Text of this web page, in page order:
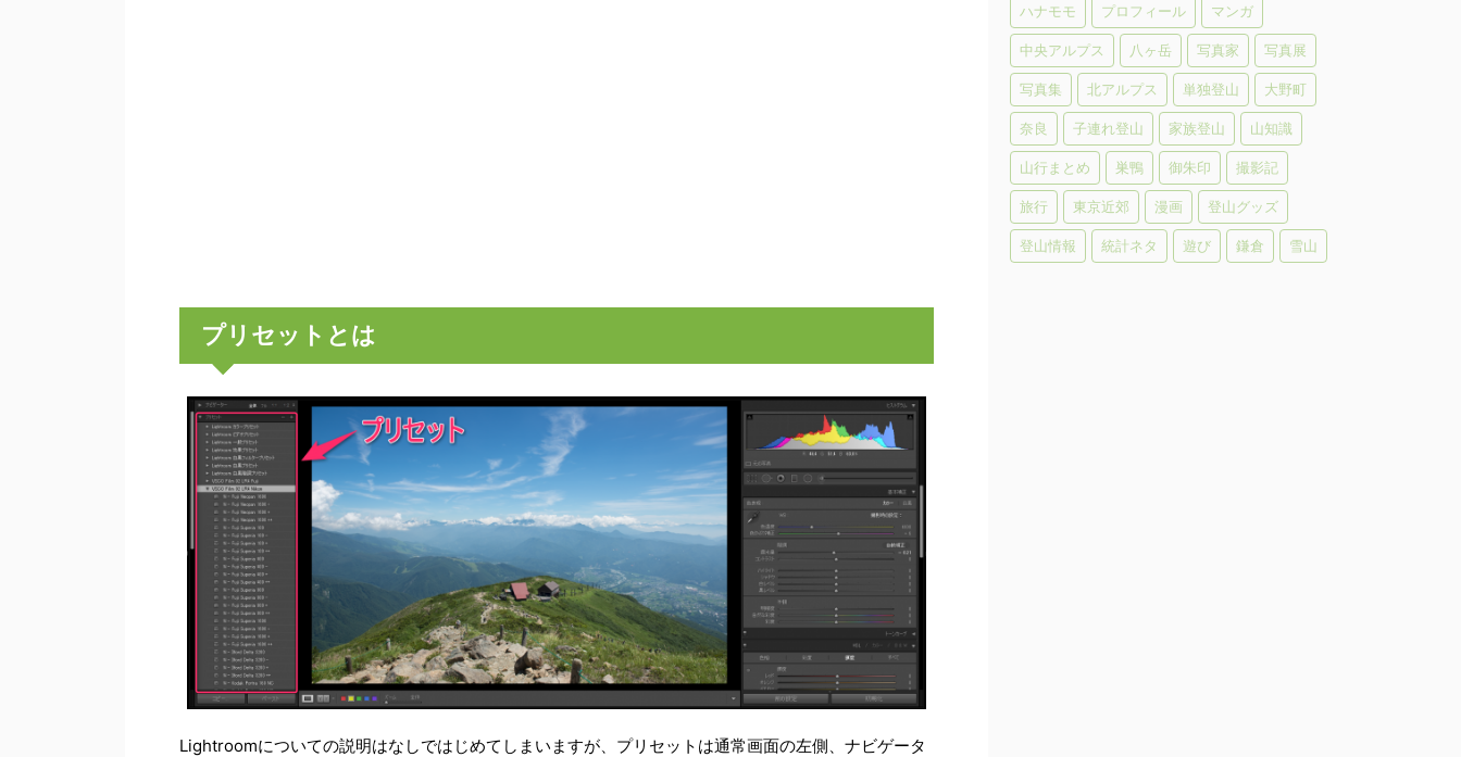
プリセットとは
Lightroomについての説明はなしではじめてしまいますが、プリセットは通常画面の左側、ナビゲータ
ハナモモ プロフィール マンガ
中央アルプス 八ヶ岳 写真家 写真展
写真集 北アルプス 単独登山 大野町
奈良 子連れ登山 家族登山 山知識
山行まとめ 巣鴨 御朱印 撮影記
旅行 東京近郊 漫画 登山グッズ
登山情報 統計ネタ 遊び 鎌倉 雪山